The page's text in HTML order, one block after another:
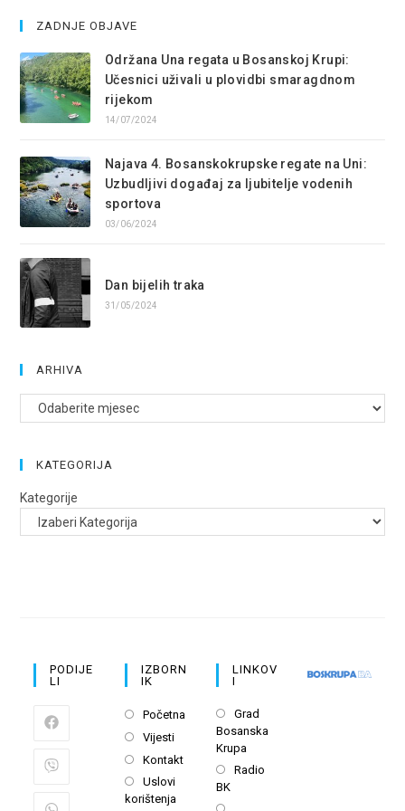
ZADNJE OBJAVE
Održana Una regata u Bosanskoj Krupi:
Učesnici uživali u plovidbi smaragdnom
rijekom
14/07/2024
Najava 4. Bosanskokrupske regate na Uni:
Uzbudljivi događaj za ljubitelje vodenih
sportova
03/06/2024
Dan bijelih traka
31/05/2024
ARHIVA
Arhive
KATEGORIJA
Kategorije
PODIJE
LI
IZBORN
IK
Početna Opens
VijestiOpens
in
a
new
KontaktOpens
Uslovi
korištenja
Opens
LINKOV
I
Grad
Bosanska
Krupa
Radio
BK